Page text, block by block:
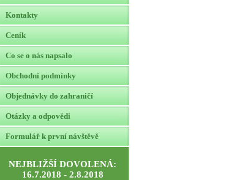
Kontakty
Ceník
Co se o nás napsalo
Obchodní podmínky
Objednávky do zahraničí
Otázky a odpovědi
Formulář k první návštěvě
NEJBLIŽŠÍ DOVOLENÁ:
16.7.2018 - 2.8.2018